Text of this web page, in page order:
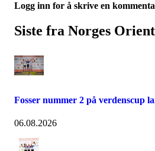
Logg inn for å skrive en
Siste fra Norges
Fosser nummer 2 på verdenscup
06.08.2026